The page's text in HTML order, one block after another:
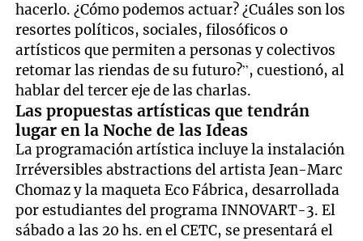
hacerlo. ¿Cómo podemos actuar? ¿Cuáles son los
resortes políticos, sociales, filosóficos o
artísticos que permiten a personas y colectivos
retomar las riendas de su futuro?”, cuestionó, al
hablar del tercer eje de las charlas.
Las propuestas artísticas que tendrán
lugar en la Noche de las Ideas
La programación artística incluye la instalación
Irréversibles abstractions del artista Jean-Marc
Chomaz y la maqueta Eco Fábrica, desarrollada
por estudiantes del programa INNOVART-3. El
sábado a las 20 hs. en el CETC, se presentará el